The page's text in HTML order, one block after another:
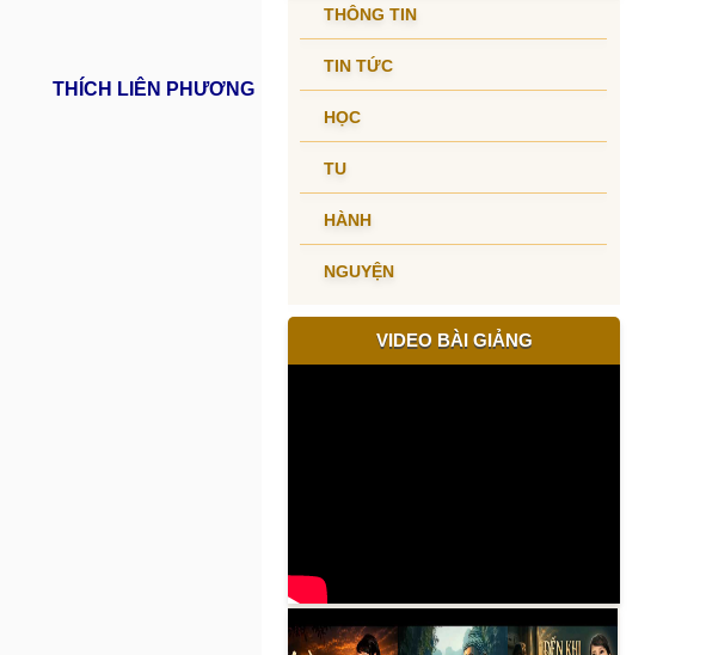
THÍCH LIÊN PHƯƠNG
THÔNG TIN
TIN TỨC
HỌC
TU
HÀNH
NGUYỆN
VIDEO BÀI GIẢNG